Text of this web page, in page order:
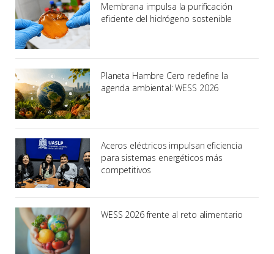
Membrana impulsa la purificación
eficiente del hidrógeno sostenible
Planeta Hambre Cero redefine la
agenda ambiental: WESS 2026
Aceros eléctricos impulsan eficiencia
para sistemas energéticos más
competitivos
WESS 2026 frente al reto alimentario